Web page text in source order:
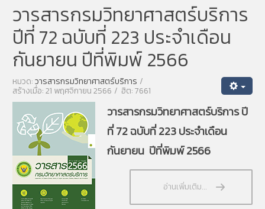
วารสารกรมวิทยาศาสตร์บริการ
ปีที่ 72 ฉบับที่ 223 ประจำเดือน
กันยายน ปีที่พิมพ์ 2566
หมวด:วารสารกรมวิทยาศาสตร์บริการ
สร้างเมื่อ: 21 พฤศจิกายน 2566 ฮิต: 7661
วารสารกรมวิทยาศาสตร์บริการ ปี
ที่ 72 ฉบับที่ 223 ประจำเดือน
กันยายน ปีที่พิมพ์ 2566
อ่านเพิ่มเติม...